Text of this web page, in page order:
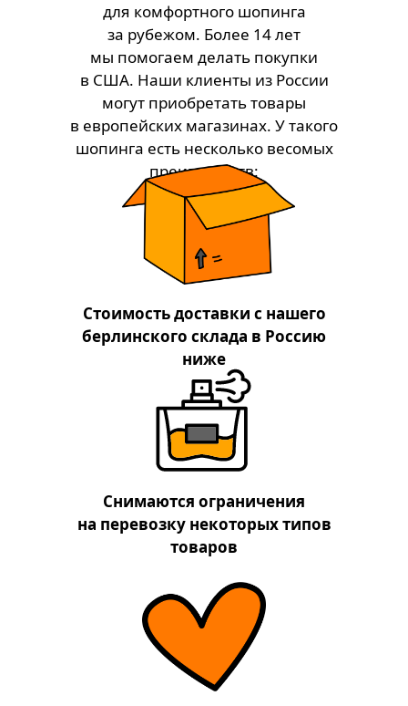
для комфортного шопинга
за рубежом. Более 14 лет
мы помогаем делать покупки
в США. Наши клиенты из России
могут приобретать товары
в европейских магазинах. У такого
шопинга есть несколько весомых
преимуществ:
Стоимость доставки с нашего
берлинского склада в Россию
ниже
Снимаются ограничения
на перевозку некоторых типов
товаров